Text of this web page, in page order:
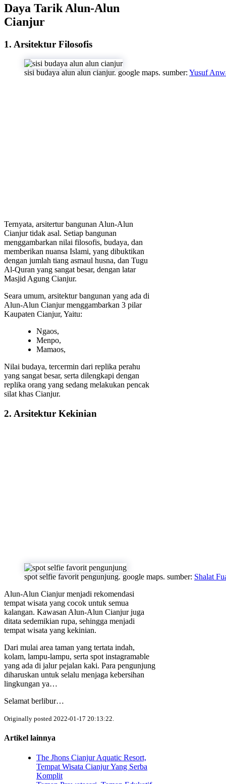
Daya Tarik Alun-Alun
Cianjur
1. Arsitektur Filosofis
sisi budaya alun alun cianjur. google maps. sumber: Yusuf
Ternyata, arsitertur bangunan Alun-Alun
Cianjur tidak asal. Setiap bangunan
menggambarkan nilai filosofis, budaya, dan
memberikan nuansa Islami, yang dibuktikan
dengan jumlah tiang asmaul husna, dan Tugu
Al-Quran yang sangat besar, dengan latar
Masjid Agung Cianjur.
Seara umum, arsitektur bangunan yang ada di
Alun-Alun Cianjur menggambarkan 3 pilar
Kaupaten Cianjur, Yaitu:
Ngaos,
Menpo,
Mamaos,
Nilai budaya, tercermin dari replika perahu
yang sangat besar, serta dilengkapi dengan
replika orang yang sedang melakukan pencak
silat khas Cianjur.
2. Arsitektur Kekinian
spot selfie favorit pengunjung. google maps. sumber: Shalat
Alun-Alun Cianjur menjadi rekomendasi
tempat wisata yang cocok untuk semua
kalangan. Kawasan Alun-Alun Cianjur juga
ditata sedemikian rupa, sehingga menjadi
tempat wisata yang kekinian.
Dari mulai area taman yang tertata indah,
kolam, lampu-lampu, serta spot instagramable
yang ada di jalur pejalan kaki. Para pengunjung
diharuskan untuk selalu menjaga kebersihan
lingkungan ya…
Selamat berlibur…
Originally posted 2022-01-17 20:13:22.
Artikel lainnya
The Jhons Cianjur Aquatic Resort,
Tempat Wisata Cianjur Yang Serba
Komplit